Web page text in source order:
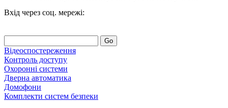
Вхід через соц. мережі:
Go
Відеоспостереження
Контроль доступу
Охоронні системи
Дверна автоматика
Домофони
Комплекти систем безпеки